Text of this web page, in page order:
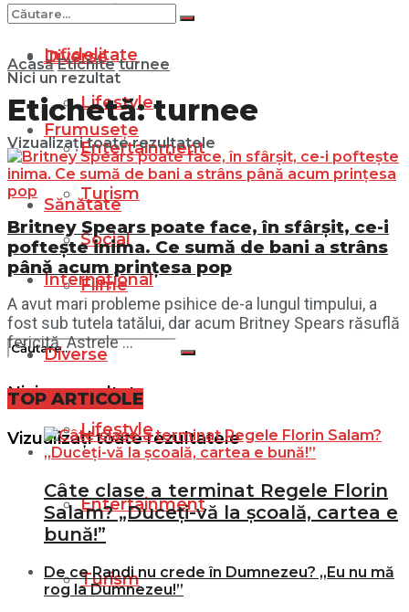
Internațional
Diverse
Lifestyle
Entertainment
Turism
Social
Filme
Nici un rezultat
Vizualizați toate rezultatele
Infidelitate
Frumusețe
Sănătate
Internațional
Diverse
Lifestyle
Entertainment
Turism
Nici un rezultat
Vizualizați toate rezultatele
Acasă Etichite turnee
Etichetă:turnee
Britney Spears poate face, în sfârșit, ce-i
poftește inima. Ce sumă de bani a strâns
până acum prințesa pop
A avut mari probleme psihice de-a lungul timpului, a
fost sub tutela tatălui, dar acum Britney Spears răsuflă
fericită. Astrele ...
TOP ARTICOLE
Câte clase a terminat Regele Florin
Salam? „Duceți-vă la școală, cartea e
bună!”
De ce Randi nu crede în Dumnezeu? „Eu nu mă
rog la Dumnezeu!”